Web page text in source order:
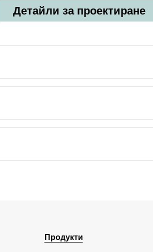
Детайли за проектиране
Продукти